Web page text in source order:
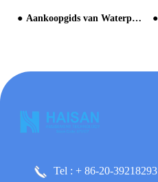
Aankoopgids van Waterpark Toerusting
Tel : + 86-20-39218293